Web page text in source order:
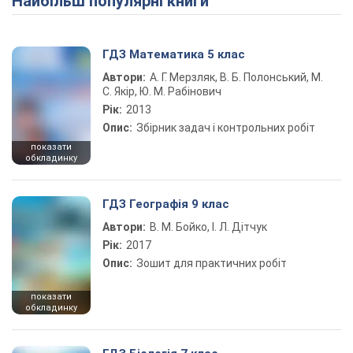
показати
обкладинку
ГДЗ Математика 5 клас
Автори: А. Г. Мерзляк, В. Б. Полонський, М.
С. Якір, Ю. М. Рабінович
Рік: 2013
Опис: Збірник задач і контрольних робіт
показати
обкладинку
ГДЗ Географія 9 клас
Автори: В. М. Бойко, І. Л. Дітчук
Рік: 2017
Опис: Зошит для практичних робіт